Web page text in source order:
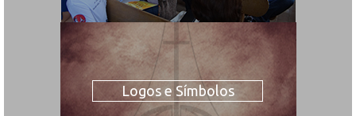
Logos e Símbolos